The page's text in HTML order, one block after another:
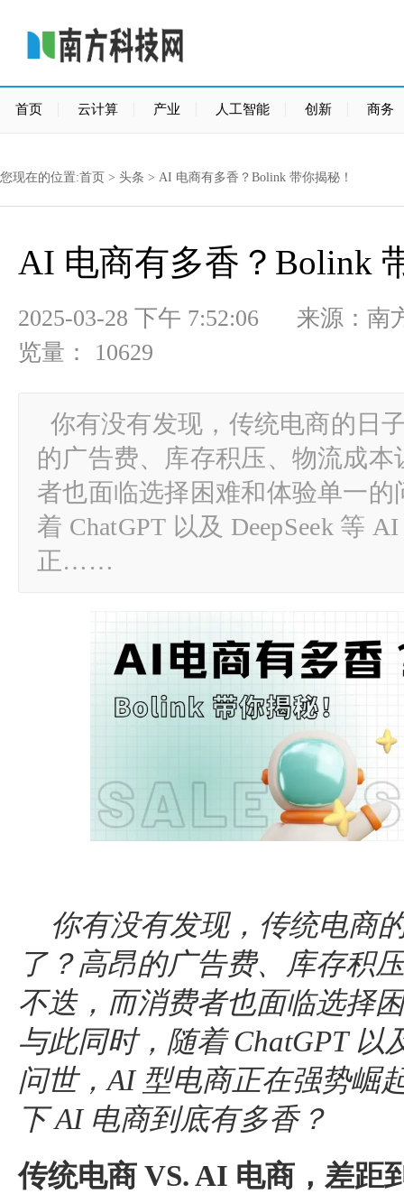
首页 云计算 产业 人工智能 创新 商务
您现在的位置:首页 > 头条 > AI 电商有多香？Bolink 带你揭秘！
AI 电商有多香？Bolink
2025-03-28 下午 7:52:06 来源
览量： 10629
你有没有发现，传统电商的日
的广告费、库存积压、物流成
者也面临选择困难和体验单一
着 ChatGPT 以及 DeepSeek 等
正……
你有没有发现，传统电商
了？高昂的广告费、库存积
不迭，而消费者也面临选择
与此同时，随着 ChatGPT 以
问世，AI 型电商正在强势崛
下 AI 电商到底有多香？
传统电商 VS. AI 电商，差距